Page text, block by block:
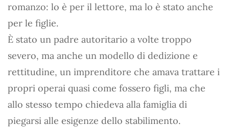
romanzo: lo è per il lettore, ma lo è stato anche
per le figlie.
Ѐ stato un padre autoritario a volte troppo
severo, ma anche un modello di dedizione e
rettitudine, un imprenditore che amava trattare i
propri operai quasi come fossero figli, ma che
allo stesso tempo chiedeva alla famiglia di
piegarsi alle esigenze dello stabilimento.